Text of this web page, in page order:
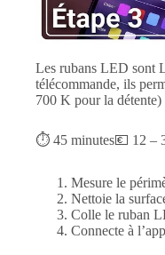
Les rubans LED sont
télécommande, ils
700 K pour la détente)
⏱ 45 minutes💶 12 –
Mesure le
Nettoie la
Colle le ruban
Connecte à